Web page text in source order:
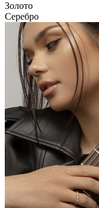
Золото
Серебро